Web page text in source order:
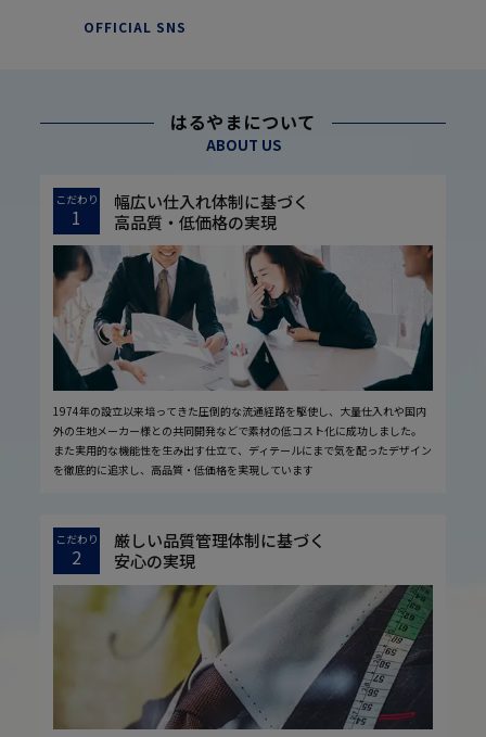
OFFICIAL SNS
はるやまについて
ABOUT US
こだわり
1
幅広い仕入れ体制に基づく
高品質・低価格の実現
1974年の設立以来培ってきた圧倒的な流通経路を駆使し、大量仕入れや国内
外の生地メーカー様との共同開発などで素材の低コスト化に成功しました。
また実用的な機能性を生み出す仕立て、ディテールにまで気を配ったデザイン
を徹底的に追求し、高品質・低価格を実現しています
こだわり
2
厳しい品質管理体制に基づく
安心の実現